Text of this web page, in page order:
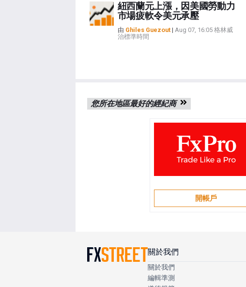
紐西蘭元上漲，因美國勞動力
市場疲軟令美元承壓
由 Ghiles Guezout| Aug 07, 16:05 格林威
治標準時間
您所在地區最好的經紀商
開帳戶
關於我們
關於我們
編輯準測